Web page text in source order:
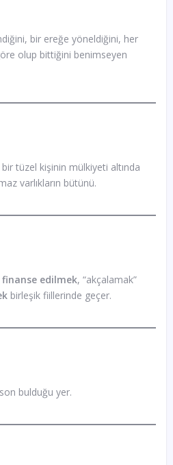
bir ereğe yöneldiğini, her
olup bittiğini benimseyen
tüzel kişinin mülkiyeti altında
varlıkların bütünü.
finanse edilmek, “akçalamak”
birleşik fiillerinde geçer.
son bulduğu yer.